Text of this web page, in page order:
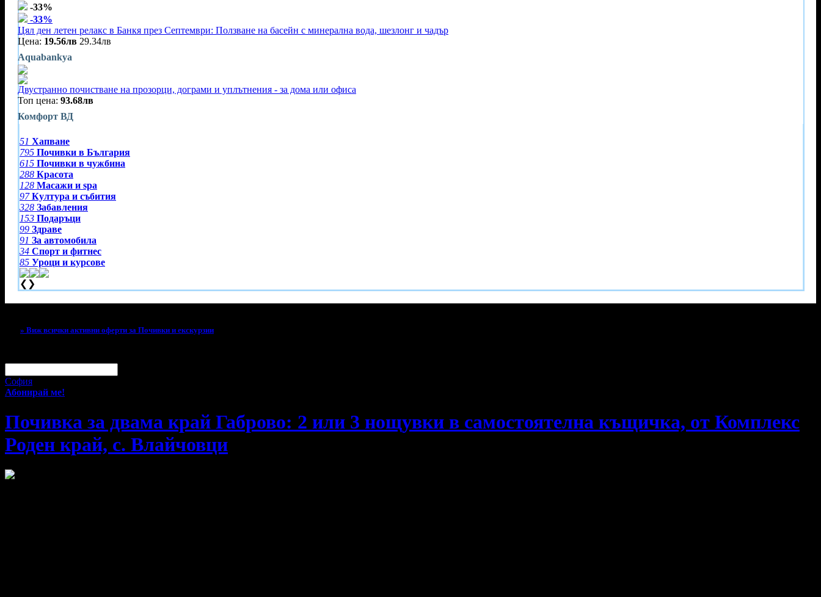
-33%
-33%
Цял ден летен релакс в Банкя през Септември: Ползване на басейн с минерална вода, шезлонг и чадър
Цена: 19.56лв 29.34лв
Aquabankya
Двустранно почистване на прозорци, дограми и уплътнения - за дома или офиса
Топ цена: 93.68лв
Комфорт ВД
51 Хапване
795 Почивки в България
615 Почивки в чужбина
288 Красота
128 Масажи и spa
97 Култура и събития
328 Забавления
153 Подаръци
99 Здраве
91 За автомобила
34 Спорт и фитнес
85 Уроци и курсове
❮ ❯
» Виж всички активни оферти за Почивки и екскурзии
София
Абонирай ме!
Почивка за двама край Габрово: 2 или 3 нощувки в самостоятелна къщичка, от Комплекс
Роден край, с. Влайчовци